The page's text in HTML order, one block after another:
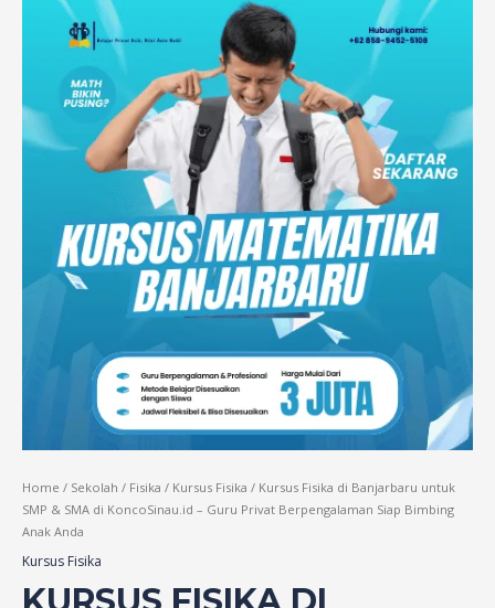
Home / Sekolah / Fisika / Kursus Fisika / Kursus Fisika di Banjarbaru untuk
SMP & SMA di KoncoSinau.id – Guru Privat Berpengalaman Siap Bimbing
Anak Anda
Kursus Fisika